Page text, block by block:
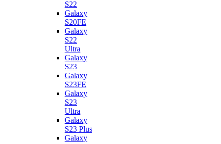
S22
Galaxy
S20FE
Galaxy
S22
Ultra
Galaxy
S23
Galaxy
S23FE
Galaxy
S23
Ultra
Galaxy
S23 Plus
Galaxy